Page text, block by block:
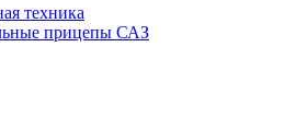
техника
прицепы САЗ